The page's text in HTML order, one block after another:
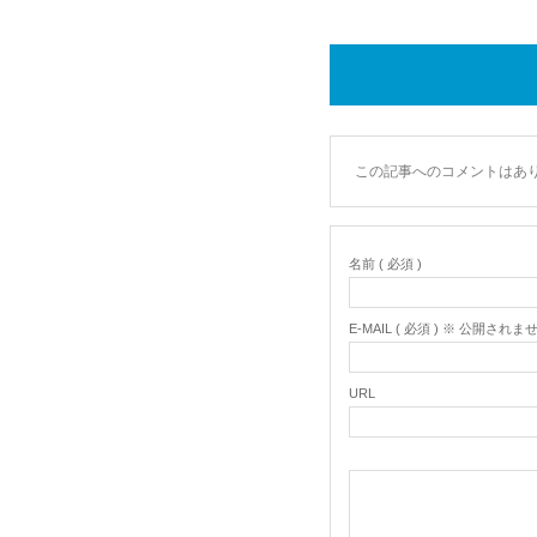
この記事へのコメントはあ
名前 ( 必須 )
E-MAIL ( 必須 ) ※ 公開されま
URL